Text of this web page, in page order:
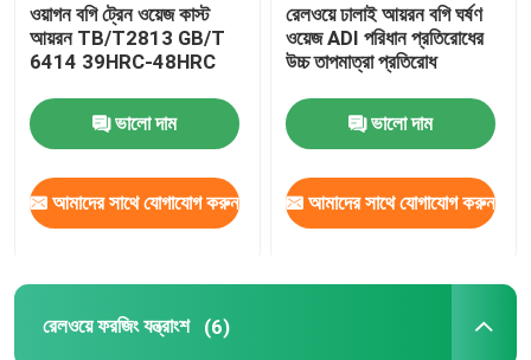
রেলওয়ে ব্রেকিং ভালভ
রেলপথের অংশ
ওয়াগন বগি ট্রেন ওয়েজ কাস্ট
আয়রন TB/T2813 GB/T
6414 39HRC-48HRC
ভালো দাম
আমাদের সাথে যোগাযোগ করুন
রেলওয়ে ঢালাই আয়রন বগি ঘর্ষণ
ওয়েজ ADI পরিধান প্রতিরোধের
উচ্চ তাপমাত্রা প্রতিরোধ
ভালো দাম
আমাদের সাথে যোগাযোগ করুন
রেলওয়ে ফরজিং যন্ত্রাংশ (6)